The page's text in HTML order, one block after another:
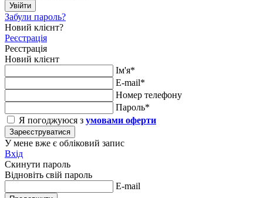
Увійти
Забули пароль?
Новий клієнт?
Реєстрація
Реєстрація
Новий клієнт
Ім'я*
E-mail*
Номер телефону
Пароль*
Я погоджуюся з умовами оферти
Зареєструватися
У мене вже є обліковий запис
Вхід
Скинути пароль
Відновіть свій пароль
E-mail